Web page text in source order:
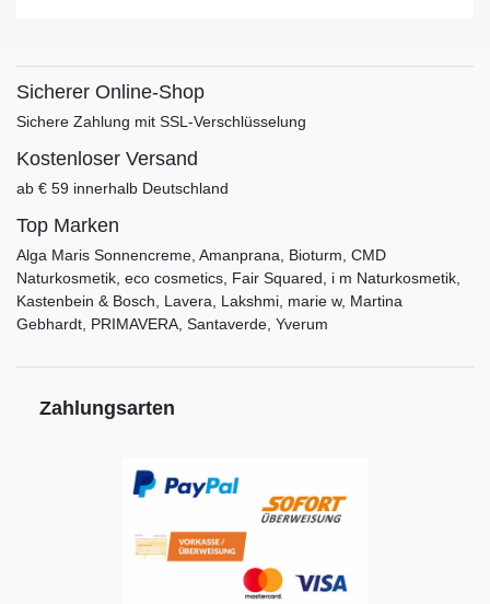
Sicherer Online-Shop
Sichere Zahlung mit SSL-Verschlüsselung
Kostenloser Versand
ab € 59 innerhalb Deutschland
Top Marken
Alga Maris Sonnencreme, Amanprana, Bioturm, CMD
Naturkosmetik, eco cosmetics, Fair Squared, i m Naturkosmetik,
Kastenbein & Bosch, Lavera, Lakshmi, marie w, Martina
Gebhardt, PRIMAVERA, Santaverde, Yverum
Zahlungsarten